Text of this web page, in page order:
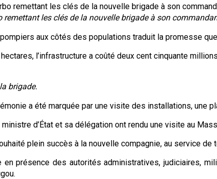
remettant les clés de la nouvelle brigade à son
aux côtés des populations traduit la promesse
l’infrastructure a coûté deux cent cinquante
brigade.
a été marquée par une visite des installations, une
ministre d’État et sa délégation ont rendu une visite au
plein succès à la nouvelle compagnie, au service de
en présence des autorités administratives, judiciaires,